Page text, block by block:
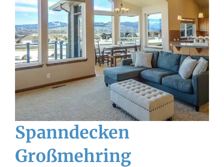
Spanndecken
Großmehring